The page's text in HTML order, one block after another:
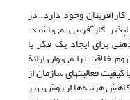
وجود دارد. در
کارآفرینی می‌باشند.
برای ایجاد یک فکر یا
خلاقیت را می‌توان ارائة
فعالیتهای سازمان از
هزینه‌ها از روش بهتر